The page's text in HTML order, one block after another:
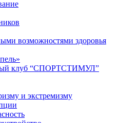
возможностями здоровья
клуб “СПОРТСТИМУЛ”
и экстремизму